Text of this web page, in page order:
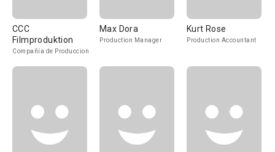
CCC
Filmproduktion
Compañía de Produccion
Max Dora
Production Manager
Kurt Rose
Production Accountant